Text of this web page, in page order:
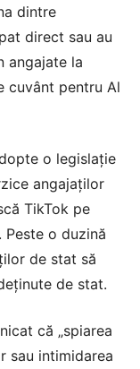
dintre
direct sau au
angajate la
cuvânt pentru Al
o legislație
angajaților
TikTok pe
o duzină
de stat să
de stat.
că „spiarea
sau intimidarea